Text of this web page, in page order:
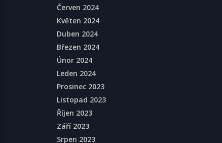
Červen 2024
Květen 2024
Duben 2024
Březen 2024
Únor 2024
Leden 2024
Prosinec 2023
Listopad 2023
Říjen 2023
Září 2023
Srpen 2023